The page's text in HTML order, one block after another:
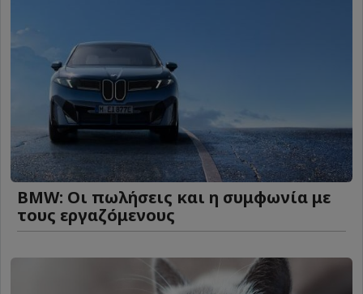
BMW: Οι πωλήσεις και η συμφωνία με
τους εργαζόμενους